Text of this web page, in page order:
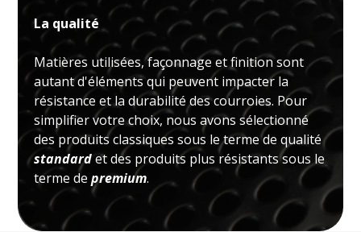
La qualité
Matières utilisées, façonnage et finition sont
autant d'éléments qui peuvent impacter la
résistance et la durabilité des courroies. Pour
simplifier votre choix, nous avons sélectionné
des produits classiques sous le terme de qualité
standardet des produits plus résistants sous le
terme depremium.